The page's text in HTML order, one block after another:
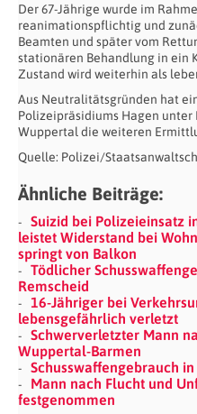
Der 67-Jährige wurde im
reanimationspflichtig und
Beamten und später vom
stationären Behandlung in ein
Zustand wird weiterhin als
Aus Neutralitätsgründen hat
Polizeipräsidiums Hagen
Wuppertal die weiteren
Quelle: Polizei/
Ähnliche Beiträge:
Suizid bei Polizeieinsatz
leistet Widerstand bei
springt von Balkon
Tödlicher
Remscheid
16-Jähriger bei
lebensgefährlich verletzt
Schwerverletzter Mann
Wuppertal-Barmen
Schusswaffengebrauch
Mann nach Flucht und
festgenommen